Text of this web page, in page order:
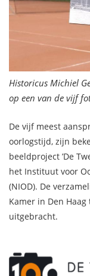
Historicus Michiel
op een van de vijf
De vijf meest
oorlogstijd, zijn
beeldproject ’De
het Instituut voor
(NIOD). De
Kamer in Den
uitgebracht.